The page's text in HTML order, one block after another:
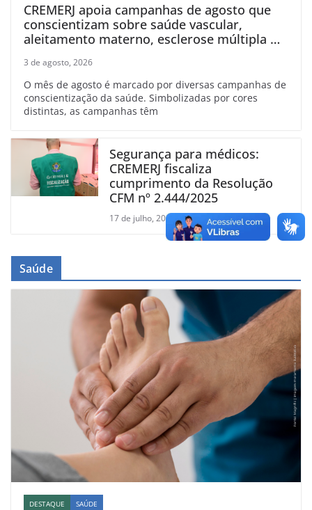
CREMERJ apoia campanhas de agosto que
conscientizam sobre saúde vascular,
aleitamento materno, esclerose múltipla e
3 de agosto, 2026
O mês de agosto é marcado por diversas campanhas de
conscientização da saúde. Simbolizadas por cores
distintas, as campanhas têm
Segurança para médicos:
CREMERJ fiscaliza
cumprimento da Resolução
CFM nº 2.444/2025
17 de julho, 2026
Saúde
DESTAQUE SAÚDE